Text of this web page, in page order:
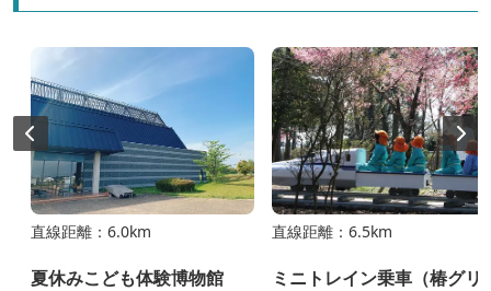
直線距離：6.0km
夏休みこども体験博物館
直線距離：6.5km
ミニトレイン乗車（椿グリ